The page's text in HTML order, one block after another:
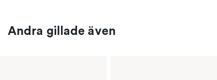
Andra gillade även